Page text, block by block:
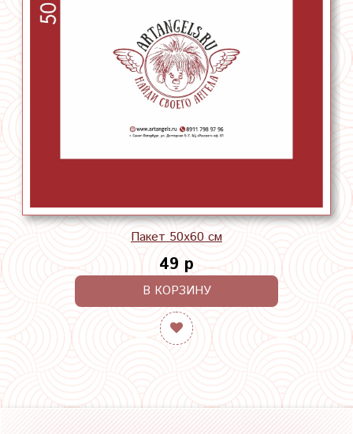
Пакет 50х60 см
49 р
В КОРЗИНУ